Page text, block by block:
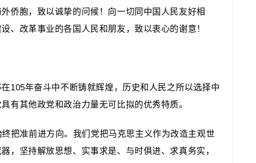
侨胞，致以诚挚的问候！向一切同中国人民友好相
、改革事业的各国人民和朋友，致以衷心的谢意！
年奋斗中不断铸就辉煌，历史和人民之所以选择中
有其他政党和政治力量无可比拟的优秀特质。
把准前进方向。 我们党把马克思主义作为改造主观世
，坚持解放思想、实事求是、与时俱进、求真务实，